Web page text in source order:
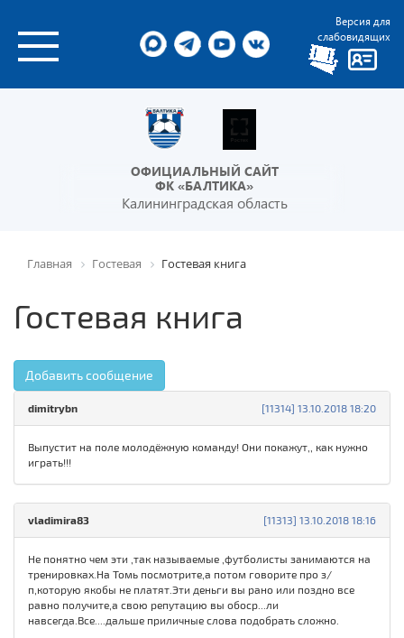
Версия для
слабовидящих
ОФИЦИАЛЬНЫЙ САЙТ
ФК «БАЛТИКА»
Калининградская область
Главная Гостевая Гостевая книга
Гостевая книга
Добавить сообщение
[11314] 13.10.2018 18:20
dimitrybn
Выпустит на поле молодёжную команду! Они покажут,, как нужно
играть!!!
[11313] 13.10.2018 18:16
vladimira83
Не понятно чем эти ,так называемые ,футболисты занимаются на
тренировках.На Томь посмотрите,а потом говорите про з/
п,которую якобы не платят.Эти деньги вы рано или поздно все
равно получите,а свою репутацию вы обоср...ли
навсегда.Все....дальше приличные слова подобрать сложно.